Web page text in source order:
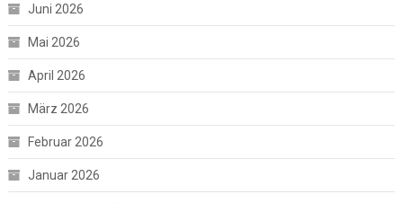
Juni 2026
Mai 2026
April 2026
März 2026
Februar 2026
Januar 2026